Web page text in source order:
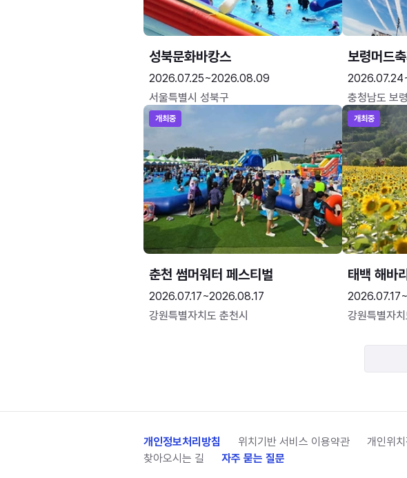
성북문화바캉스
2026.07.25~2026.08.09
서울특별시 성북구
보령머드축
충청남도 보
개최중
춘천 썸머워터 페스티벌
2026.07.17~2026.08.17
강원특별자치도 춘천시
개최중
태백 해바
강원특별자치
개인정보처리방침 위치기반 서비스 이용약관 개인위
찾아오시는 길
자주 묻는 질문